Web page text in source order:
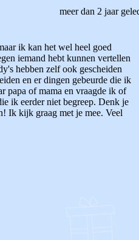
meer dan 2 jaar
ik kan het wel heel goed
iemand hebt kunnen vertellen
hebben zelf ook gescheiden
en er dingen gebeurde die ik
papa of mama en vraagde ik of
ik eerder niet begreep. Denk je
Ik kijk graag met je mee. Veel